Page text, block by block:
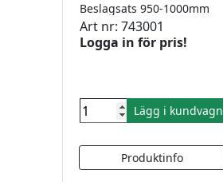
Beslagsats 950-1000mm
Art nr: 743001
Logga in för pris!
Lägg i kundvagn